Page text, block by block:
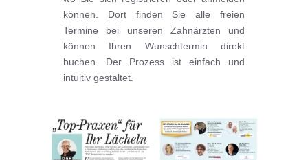
können. Dort finden Sie alle freien
Termine bei unseren Zahnärzten und
können Ihren Wunschtermin direkt
buchen. Der Prozess ist einfach und
intuitiv gestaltet.